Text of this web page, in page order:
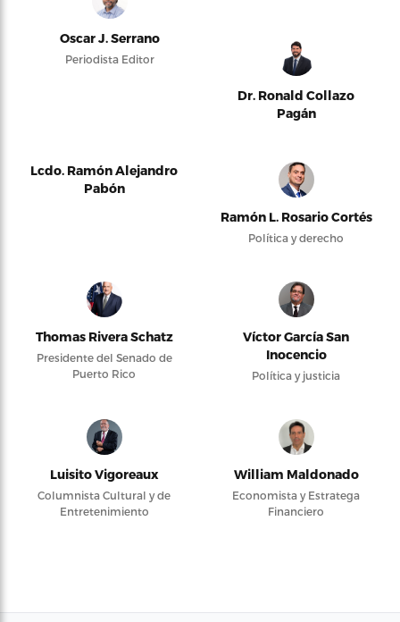
Oscar J. Serrano
Periodista Editor
Dr. Ronald Collazo
Pagán
Lcdo. Ramón Alejandro
Pabón
Ramón L. Rosario Cortés
Política y derecho
Thomas Rivera Schatz
Presidente del Senado de
Puerto Rico
Víctor García San
Inocencio
Política y justicia
Luisito Vigoreaux
Columnista Cultural y de
Entretenimiento
William Maldonado
Economista y Estratega
Financiero